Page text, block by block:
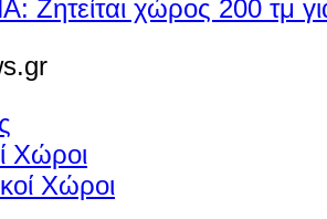
Ζητείται χώρος 200 τμ
Χώροι
Χώροι